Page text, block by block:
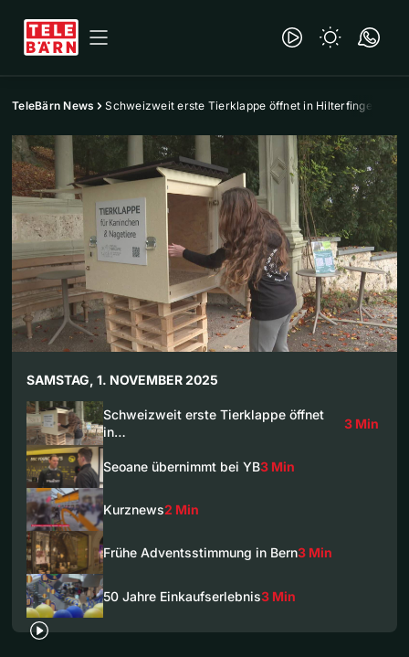
TeleBärn News Schweizweit erste Tierklappe öffnet in Hilterfingen
SAMSTAG, 1. NOVEMBER 2025
Schweizweit erste Tierklappe öffnet
in…
3 Min
Seoane übernimmt bei YB3 Min
Kurznews2 Min
Frühe Adventsstimmung in Bern3 Min
50 Jahre Einkaufserlebnis3 Min